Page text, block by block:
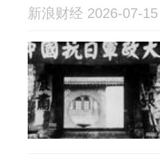
新浪财经 2026-07-15